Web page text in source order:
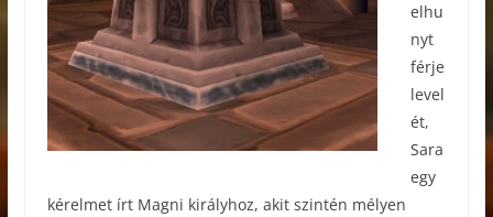
elhu
nyt
férje
level
ét,
Sara
egy
kérelmet írt Magni királyhoz, akit szintén mélyen